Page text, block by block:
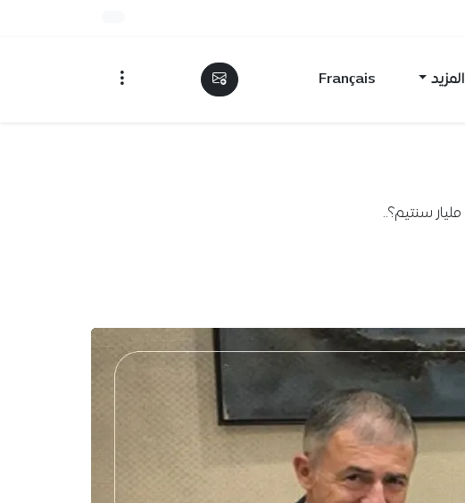
المزيد Français
هل حقا #الفاف مدينة للناخب الوطني السابق لوكاس #ألكاريز بـ27 مليار سنتيم؟..